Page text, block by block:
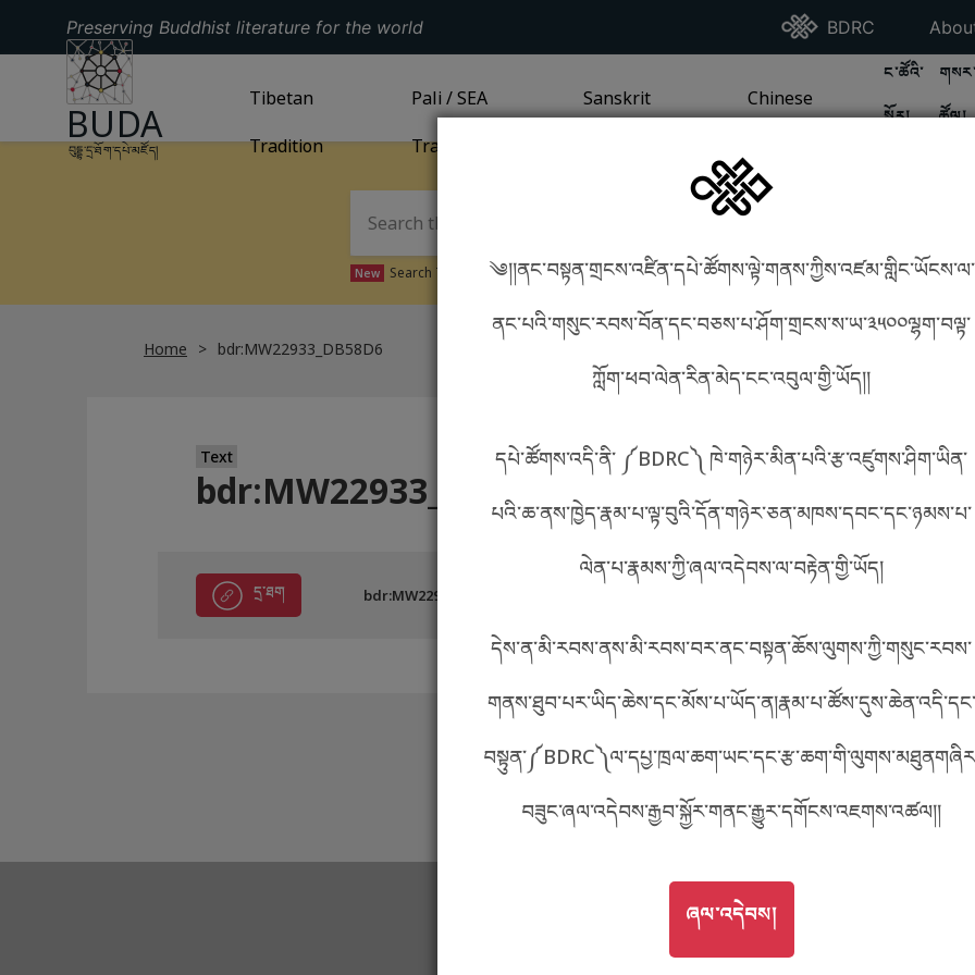
བོད་ཡིག
English
ភាសាខ្មែរ
Preserving Buddhist literature for the world Go To BDRC
BDRC Go
GO TO HOMEPAGE
BUDA
བུདྡྷ་དྲ་ཐོག་དཔེ་མཛོད།
GO TOTIBETAN TRADITIONPAGE
Tibetan
Tradition
GO TOPALI / SEA TRADITIONPAGE
Pali / SEA
Tradition
GO TOSANSKRIT TRADITION
Sanskrit
GO TOCHINESE TRADITION
Chinese
GO TO
ང་ཚོའི་
སྐོར།
GO
ཚོལ།
༄།།ནང་བསྟན་གྲངས་འཛིན་དཔེ་ཚོགས་ལྟེ་གནས་ཀྱིས་འཛམ་གླིང་ཡོངས་ལ་
ནང་པའི་གསུང་རབས་བོན་དང་བཅས་པ་ཤོག་གྲངས་ས་ཡ་༣༥༠༠ལྷག་བལྟ་
ཀློག་ཕབ་ལེན་རིན་མེད་ངང་འབུལ་གྱི་ཡོད།།
དཔེ་ཚོགས་འདི་ནི་ ༼BDRC༽ ཁེ་གཉེར་མིན་པའི་རྩ་འཛུགས་ཤིག་ཡིན་
པའི་ཆ་ནས་ཁྱེད་རྣམ་པ་ལྟ་བུའི་དོན་གཉེར་ཅན་མཁས་དབང་དང་ཉམས་པ་
ལེན་པ་རྣམས་ཀྱི་ཞལ་འདེབས་ལ་བརྟེན་གྱི་ཡོད།
དེས་ན་མི་རབས་ནས་མི་རབས་བར་ནང་བསྟན་ཆོས་ལུགས་ཀྱི་གསུང་རབས་
གནས་ཐུབ་པར་ཡིད་ཆེས་དང་མོས་པ་ཡོད་ན།རྣམ་པ་ཚོས་དུས་ཆེན་འདི་དང་
བཟུང་ཞལ་འདེབས་རྒྱབ་སྐྱོར་གནང་རྒྱུར་དགོངས་འཇགས་འཚལ།།
GO TOཞལ་འདེབས།
ཞལ་འདེབས།
New Search Tibetan in phonetics! How to find things?
Home bdr:MW22933_DB58D6
Text
bdr:MW22933_DB58D6
དྲ་ཐག bdr:MW22933_DB58D6 metadata ཕབ་ལེན། འདིའི་ཡོང་ཁུངས།